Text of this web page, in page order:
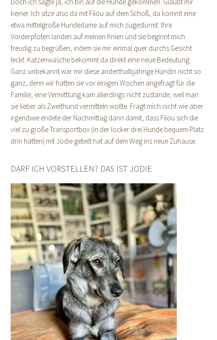
keiner. Ich sitze also da mit Filou auf dem Schoß, da kommt eine
etwa mittelgroße Hundedame auf mich zugestürmt. Ihre
Vorderpfoten landen auf meinen Knien und sie beginnt mich
freudig zu begrüßen, indem sie mir einmal quer durchs Gesicht
leckt. Katzenwäsche bekommt da direkt eine neue Bedeutung.
Ganz unbekannt war mir diese anderthalbjährige Hündin nicht so
ganz, denn wir hatten sie vor einigen Wochen angefragt für die
Familie, eine Vermittlung kam allerdings nicht zustande, weil man
sie lieber als Zweithund vermitteln wollte. Fragt mich nicht wie aber
irgendwie endete der Nachmittag dann damit, dass Filou sich die
viel zu große Transportbox (in der locker drei Hunde bequem Platz
drin hätten) mit Jodie geteilt hat auf dem Weg ins neue Zuhause.
DARF ICH VORSTELLEN? DAS IST JODIE